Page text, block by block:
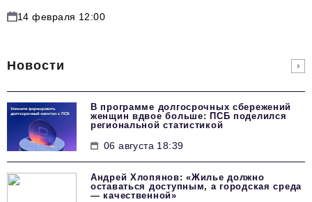
14 февраля 12:00
Новости
В программе долгосрочных сбережений
женщин вдвое больше: ПСБ поделился
региональной статистикой
06 августа 18:39
Андрей Хлопянов: «Жилье должно
оставаться доступным, а городская среда
— качественной»